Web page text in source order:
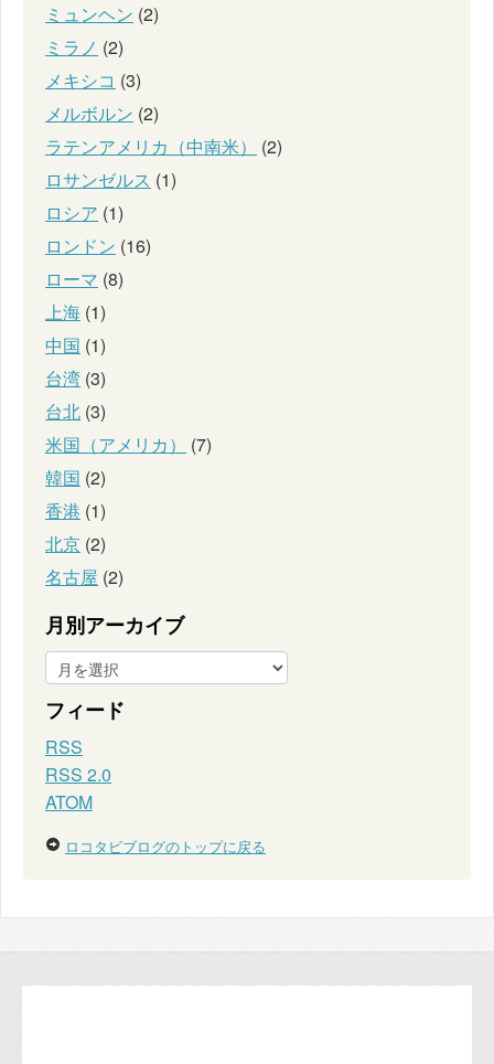
ミュンヘン (2)
ミラノ (2)
メキシコ (3)
メルボルン (2)
ラテンアメリカ（中南米）
(2)
ロサンゼルス (1)
ロシア (1)
ロンドン (16)
ローマ (8)
上海 (1)
中国 (1)
台湾 (3)
台北 (3)
米国（アメリカ）
(7)
韓国 (2)
香港 (1)
北京 (2)
名古屋 (2)
月別アーカイブ
フィード
RSS
RSS 2.0
ATOM
ロコタビブログのトップに戻る